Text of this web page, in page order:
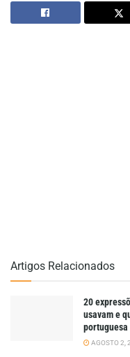
Artigos Relacionados
20
usavam e
portuguesa
AGOSTO 2,